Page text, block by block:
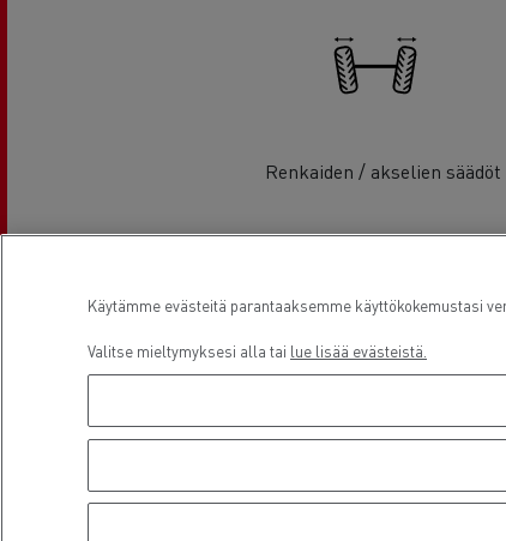
Renkaiden / akselien säädöt
Käytämme evästeitä parantaaksemme käyttökokemustasi
Valitse mieltymyksesi alla tai lue lisää evästeistä.